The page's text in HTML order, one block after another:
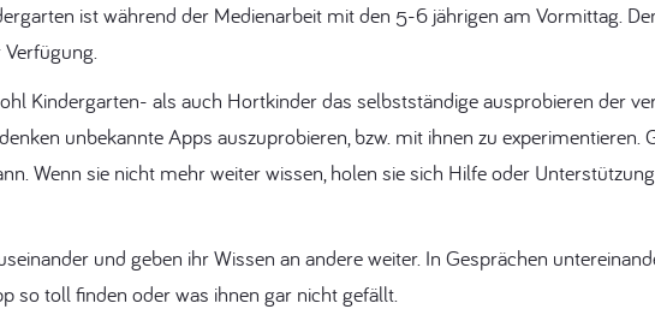
ist während der Medienarbeit mit den 5-6 jährigen am Vormittag.
Kindergarten- als auch Hortkinder das selbstständige ausprobieren der
unbekannte Apps auszuprobieren, bzw. mit ihnen zu
Wenn sie nicht mehr weiter wissen, holen sie sich Hilfe oder
und geben ihr Wissen an andere weiter. In Gesprächen
so toll finden oder was ihnen gar nicht gefällt.